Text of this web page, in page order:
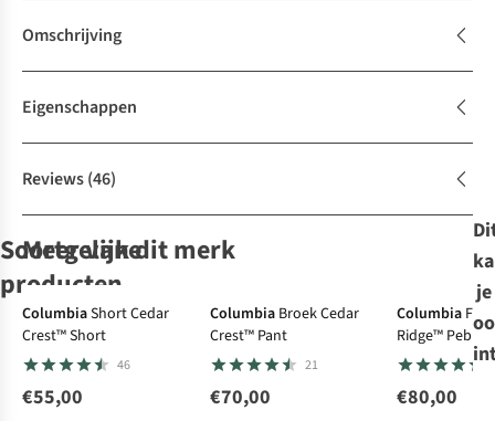
Omschrijving
Eigenschappen
Reviews(46)
Soortgelijke
producten
Jack Wolfskin
Short Pico Trail
Shorts W
-30%
Sherpa
Short
Ghoral Short
Ultralight
Jack Wolfskin
Short Prelight
Trail Shorts W
The North Face
Short W
Aphrodite Arise
3 Short
Meer van dit merk
ColumbiaShort Cedar
Crest™ Short
46
€55,00
Columbia Broek Cedar
Crest™ Pant
21
€70,00
Columbia
Ridge™
Full Snap
€80,00
je